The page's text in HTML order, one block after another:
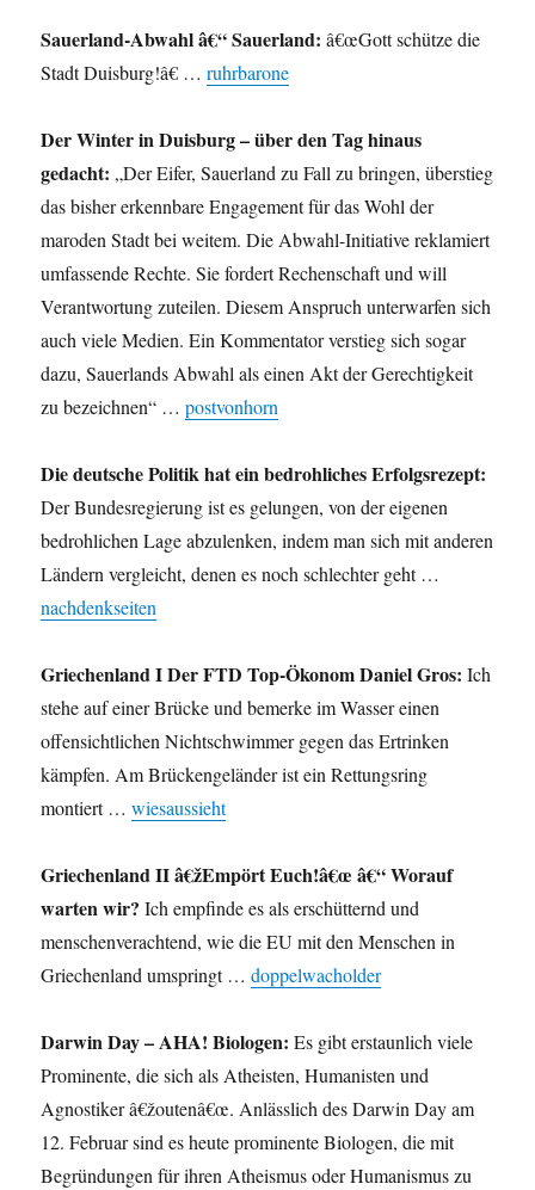
Sauerland-Abwahl â€“ Sauerland: â€œGott schütze die
Stadt Duisburg!â€ …ruhrbarone
Der Winter in Duisburg – über den Tag hinaus
gedacht: „Der Eifer, Sauerland zu Fall zu bringen, überstieg
das bisher erkennbare Engagement für das Wohl der
maroden Stadt bei weitem. Die Abwahl-Initiative reklamiert
umfassende Rechte. Sie fordert Rechenschaft und will
Verantwortung zuteilen. Diesem Anspruch unterwarfen sich
auch viele Medien. Ein Kommentator verstieg sich sogar
dazu, Sauerlands Abwahl als einen Akt der Gerechtigkeit
zu bezeichnen“ …postvonhorn
Die deutsche Politik hat ein bedrohliches Erfolgsrezept:
Der Bundesregierung ist es gelungen, von der eigenen
bedrohlichen Lage abzulenken, indem man sich mit anderen
Ländern vergleicht, denen es noch schlechter geht …
nachdenkseiten
Griechenland I Der FTD Top-Ökonom Daniel Gros: Ich
stehe auf einer Brücke und bemerke im Wasser einen
offensichtlichen Nichtschwimmer gegen das Ertrinken
kämpfen. Am Brückengeländer ist ein Rettungsring
montiert …wiesaussieht
Griechenland II â€žEmpört Euch!â€œ â€“ Worauf
warten wir? Ich empfinde es als erschütternd und
menschenverachtend, wie die EU mit den Menschen in
Griechenland umspringt …doppelwacholder
Darwin Day – AHA! Biologen: Es gibt erstaunlich viele
Prominente, die sich als Atheisten, Humanisten und
Agnostiker â€žoutenâ€œ. Anlässlich des Darwin Day am
12. Februar sind es heute prominente Biologen, die mit
Begründungen für ihren Atheismus oder Humanismus zu